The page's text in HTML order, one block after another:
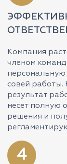
Компания
членом
персональную
совей работы.
результат
несет полную
решения и
4